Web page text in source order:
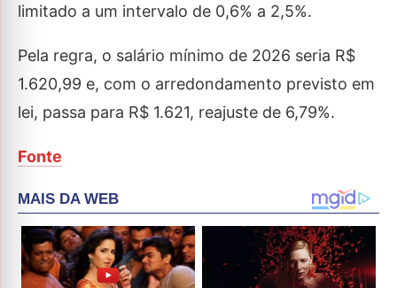
limitado a um intervalo de 0,6% a 2,5%.
Pela regra, o salário mínimo de 2026 seria R$
1.620,99 e, com o arredondamento previsto em
lei, passa para R$ 1.621, reajuste de 6,79%.
Fonte